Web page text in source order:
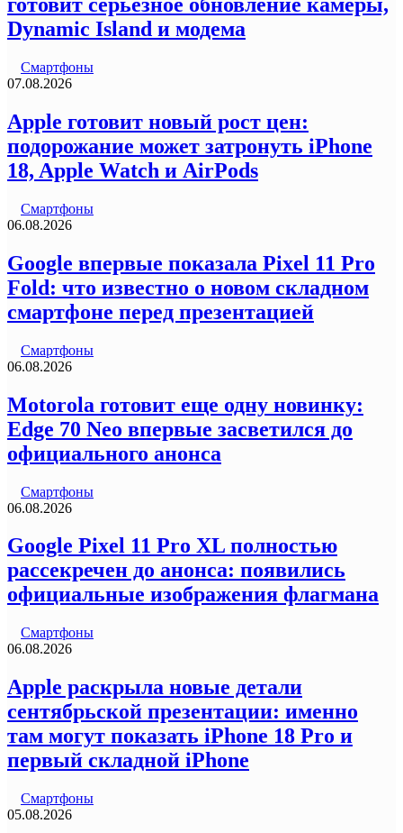
готовит серьезное обновление камеры,
Dynamic Island и модема
Смартфоны
07.08.2026
Apple готовит новый рост цен:
подорожание может затронуть iPhone
18, Apple Watch и AirPods
Смартфоны
06.08.2026
Google впервые показала Pixel 11 Pro
Fold: что известно о новом складном
смартфоне перед презентацией
Смартфоны
06.08.2026
Motorola готовит еще одну новинку:
Edge 70 Neo впервые засветился до
официального анонса
Смартфоны
06.08.2026
Google Pixel 11 Pro XL полностью
рассекречен до анонса: появились
официальные изображения флагмана
Смартфоны
06.08.2026
Apple раскрыла новые детали
сентябрьской презентации: именно
там могут показать iPhone 18 Pro и
первый складной iPhone
Смартфоны
05.08.2026